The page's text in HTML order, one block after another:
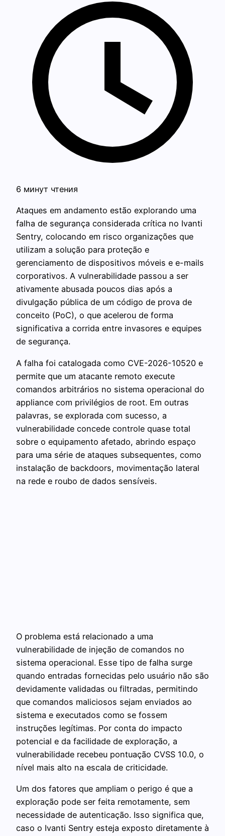
6 минут чтения
Ataques em andamento estão explorando uma
falha de segurança considerada crítica no Ivanti
Sentry, colocando em risco organizações que
utilizam a solução para proteção e
gerenciamento de dispositivos móveis e e-mails
corporativos. A vulnerabilidade passou a ser
ativamente abusada poucos dias após a
divulgação pública de um código de prova de
conceito (PoC), o que acelerou de forma
significativa a corrida entre invasores e equipes
de segurança.
A falha foi catalogada como CVE-2026-10520 e
permite que um atacante remoto execute
comandos arbitrários no sistema operacional do
appliance com privilégios de root. Em outras
palavras, se explorada com sucesso, a
vulnerabilidade concede controle quase total
sobre o equipamento afetado, abrindo espaço
para uma série de ataques subsequentes, como
instalação de backdoors, movimentação lateral
na rede e roubo de dados sensíveis.
O problema está relacionado a uma
vulnerabilidade de injeção de comandos no
sistema operacional. Esse tipo de falha surge
quando entradas fornecidas pelo usuário não são
devidamente validadas ou filtradas, permitindo
que comandos maliciosos sejam enviados ao
sistema e executados como se fossem
instruções legítimas. Por conta do impacto
potencial e da facilidade de exploração, a
vulnerabilidade recebeu pontuação CVSS 10.0, o
nível mais alto na escala de criticidade.
Um dos fatores que ampliam o perigo é que a
exploração pode ser feita remotamente, sem
necessidade de autenticação. Isso significa que,
caso o Ivanti Sentry esteja exposto diretamente à